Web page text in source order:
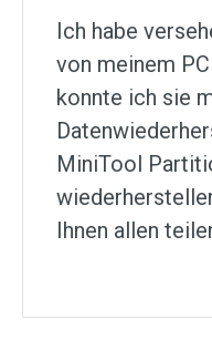
Ich habe
von meinem
konnte ich sie
MiniTool
Ihnen allen